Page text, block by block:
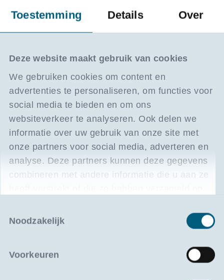
Toestemming Details Over
Deze website maakt gebruik van cookies
We gebruiken cookies om content en
advertenties te personaliseren, om functies voor
social media te bieden en om ons
websiteverkeer te analyseren. Ook delen we
informatie over uw gebruik van onze site met
onze partners voor social media, adverteren en
analyse. Deze partners kunnen deze gegevens
combineren met andere informatie die u aan ze
Noodzakelijk
Voorkeuren
Basisproces invoer en uitvoer: Welke
op levertermijnen en kosten?
FASE 2: Commerciële cases en klantenvragen
(praktische toepassing)
Incoterms en impact op commerciële deal
Welke Incoterms gebruiken we en wat is
de impact op de prijs? Wanneer is het
beter om een andere Incoterm voor te
stellen?
Btw en fiscale vertegenwoordiging: impact
Wat zijn intracommunautaire leveringen
kunnen uitleggen?